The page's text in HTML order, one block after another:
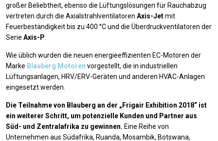
großer Beliebtheit, ebenso die Lüftungslösungen für Rauchabzug
vertreten durch die Axialstrahlventilatoren Axis-Jetmit
Feuerbeständigkeit bis zu 400 °C und die Überdruckventilatoren der
Serie Axis-P
Wie üblich wurden die neuen energieeffizienten EC-Motoren der
Marke Blauberg Motoren vorgestellt, die in industriellen
Lüftungsanlagen, HRV/ERV-Geräten und anderen HVAC-Anlagen
eingesetzt werden.
Die Teilnahme von Blauberg an der „Frigair Exhibition 2018“ ist
ein weiterer Schritt, um potenzielle Kunden und Partner aus
Süd- und Zentralafrika zu gewinnen. Eine Reihe von
Unternehmen aus Südafrika, Ruanda, Mosambik, Botswana,